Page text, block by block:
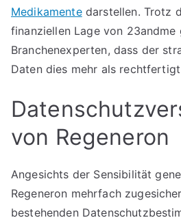
Medikamentedarstellen. Trotz
finanziellen Lage von 23andme
Branchenexperten, dass der
Daten dies mehr als
von Regeneron
Angesichts der Sensibilität
Regeneron mehrfach
bestehenden